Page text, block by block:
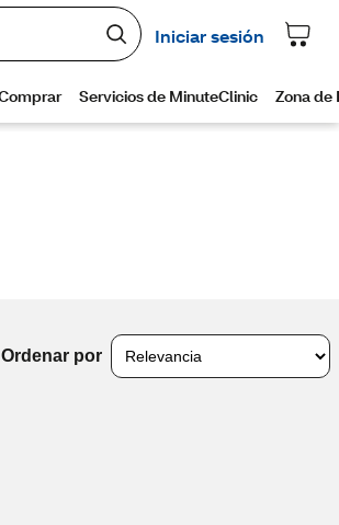
Ordenar por